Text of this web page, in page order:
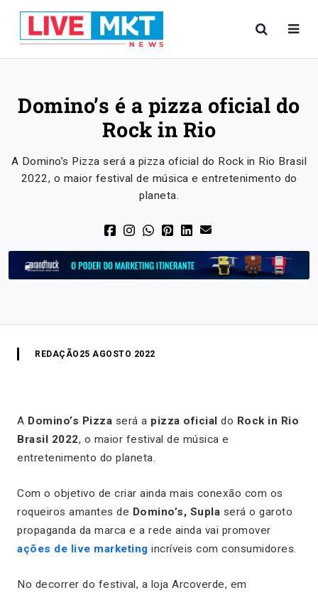
Domino’s é a pizza oficial do
Rock in Rio
A Domino’s Pizza será a pizza oficial do Rock in Rio Brasil
2022, o maior festival de música e entretenimento do
planeta.
REDAÇÃO 25 AGOSTO 2022
A Domino’s Pizza será a pizza oficial do Rock in Rio
Brasil 2022, o maior festival de música e
entretenimento do planeta.
Com o objetivo de criar ainda mais conexão com os
roqueiros amantes de Domino’s, Supla será o garoto
propaganda da marca e a rede ainda vai promover
ações de live marketing incríveis com consumidores.
No decorrer do festival, a loja Arcoverde, em